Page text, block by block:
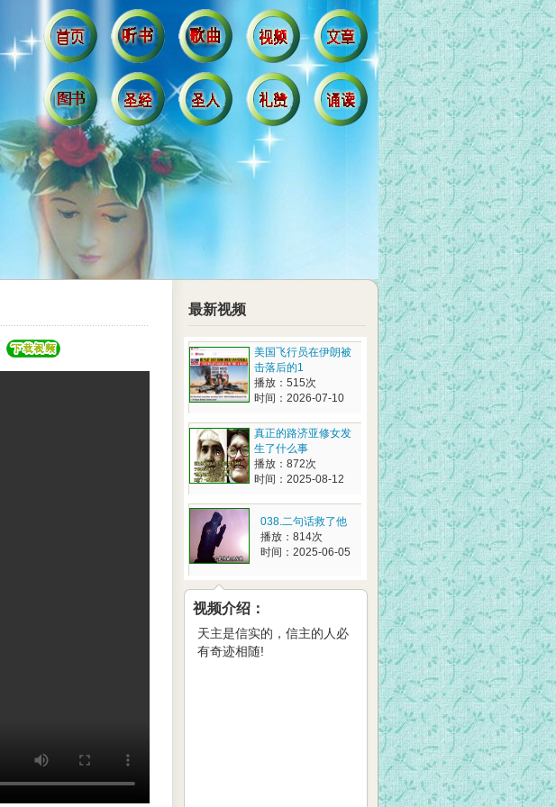
最新视频
美国飞行员在伊朗被
击落后的1
播放：515次
时间：2026-07-10
真正的路济亚修女发
生了什么事
播放：872次
时间：2025-08-12
038.二句话救了他
播放：814次
时间：2025-06-05
视频介绍：
天主是信实的，信主的人必
有奇迹相随!